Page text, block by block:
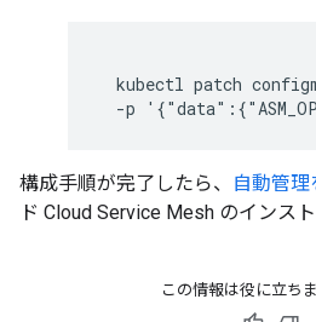
kubectl patch
-p
構成手順が完了したら、 自動管理
ド Cloud Service Mesh のインス
この情報は役に立ち